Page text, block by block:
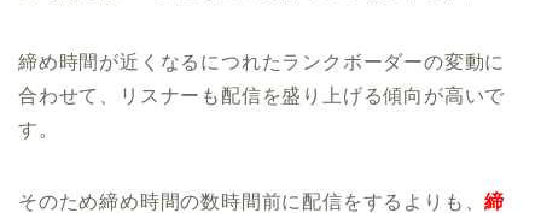
締め時間が近くなるにつれたランクボーダーの変動に
合わせて、リスナーも配信を盛り上げる傾向が高いで
す。
そのため締め時間の数時間前に配信をするよりも、締